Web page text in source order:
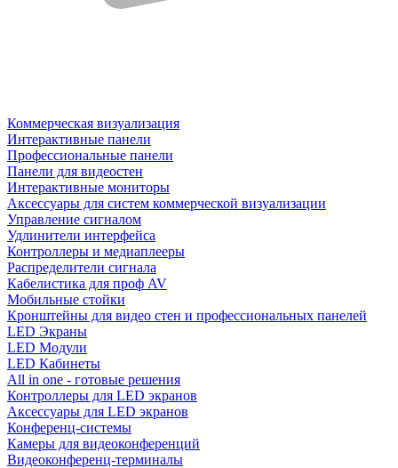
Коммерческая визуализация
Интерактивные панели
Профессиональные панели
Панели для видеостен
Интерактивные мониторы
Аксессуары для систем коммерческой визуализации
Управление сигналом
Удлинители интерфейса
Контроллеры и медиаплееры
Распределители сигнала
Кабелистика для проф AV
Мобильные стойки
Кронштейны для видео стен и профессиональных панелей
LED Экраны
LED Модули
LED Кабинеты
All in one - готовые решения
Контроллеры для LED экранов
Аксессуары для LED экранов
Конференц-системы
Камеры для видеоконференций
Видеоконференц-терминалы